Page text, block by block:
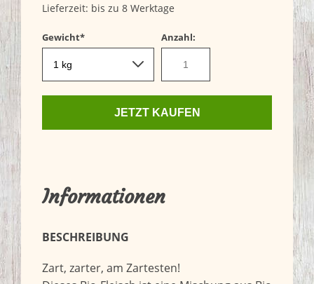
Lieferzeit: bis zu 8 Werktage
Pflichtfeld
Gewicht* Anzahl:
JETZT KAUFEN
Informationen
BESCHREIBUNG
Zart, zarter, am Zartesten!